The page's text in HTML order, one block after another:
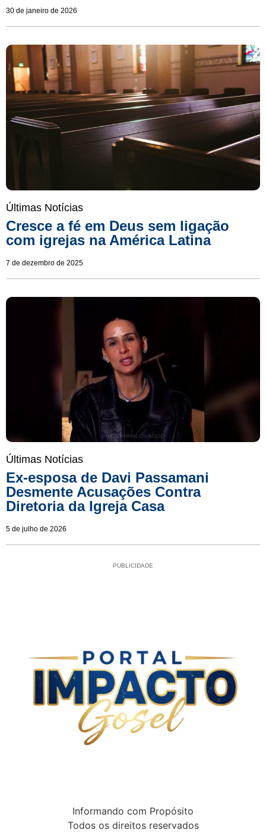
30 de janeiro de 2026
Últimas Notícias
Cresce a fé em Deus sem ligação
com igrejas na América Latina
7 de dezembro de 2025
Últimas Notícias
Ex-esposa de Davi Passamani
Desmente Acusações Contra
Diretoria da Igreja Casa
5 de julho de 2026
PUBLICIDADE
Informando com Propósito
Todos os direitos reservados